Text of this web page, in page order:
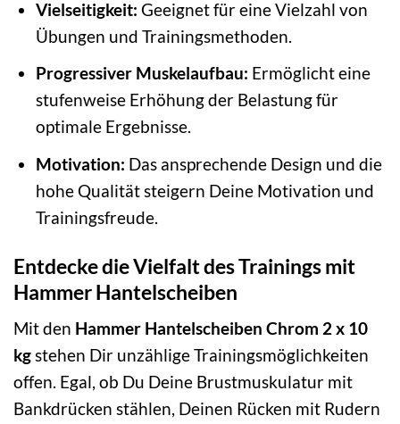
Vielseitigkeit: Geeignet für eine Vielzahl von
Übungen und Trainingsmethoden.
Progressiver Muskelaufbau: Ermöglicht eine
stufenweise Erhöhung der Belastung für
optimale Ergebnisse.
Motivation: Das ansprechende Design und die
hohe Qualität steigern Deine Motivation und
Trainingsfreude.
Entdecke die Vielfalt des Trainings mit
Hammer Hantelscheiben
Mit den Hammer Hantelscheiben Chrom 2 x 10
kgstehen Dir unzählige Trainingsmöglichkeiten
offen. Egal, ob Du Deine Brustmuskulatur mit
Bankdrücken stählen, Deinen Rücken mit Rudern